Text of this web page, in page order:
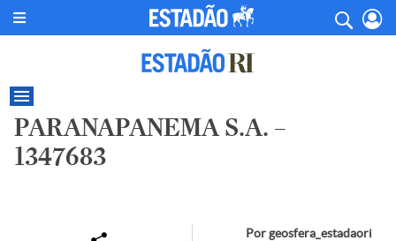
PARANAPANEMA S.A. –
1347683
Por geosfera_estadaori